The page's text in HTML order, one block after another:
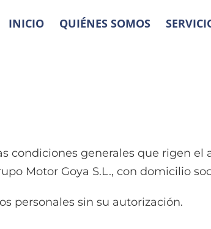
INICIO QUIÉNES SOMOS
condiciones generales que rigen
Motor Goya S.L., con domicilio
personales sin su autorización.